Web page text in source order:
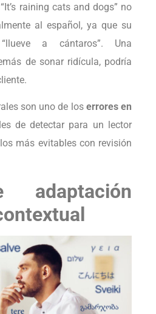
raining cats and dogs” no
al español, ya que su
a cántaros”. Una
de sonar ridícula, podría
son uno de los errores en
de detectar para un lector
más evitables con revisión
adaptación